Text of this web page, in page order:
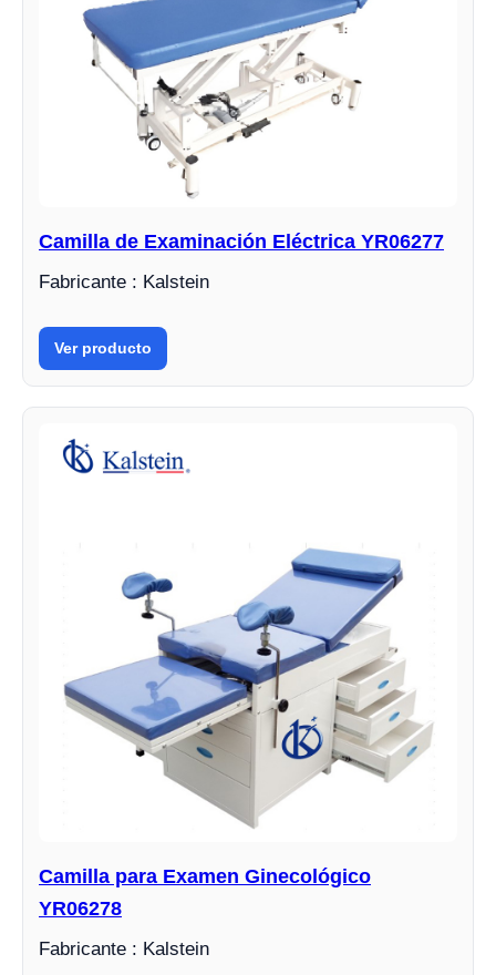
Camilla de Examinación Eléctrica YR06277
Fabricante : Kalstein
Ver producto
Camilla para Examen Ginecológico
YR06278
Fabricante : Kalstein